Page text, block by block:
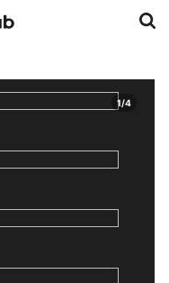
1/4